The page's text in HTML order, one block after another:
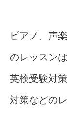
ピアノ、声
のレッスン
英検受験対
対策などの